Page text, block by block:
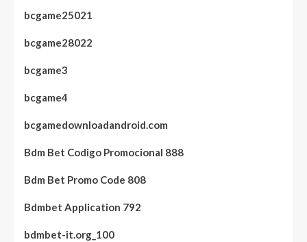
bcgame25021
bcgame28022
bcgame3
bcgame4
bcgamedownloadandroid.com
Bdm Bet Codigo Promocional 888
Bdm Bet Promo Code 808
Bdmbet Application 792
bdmbet-it.org_100